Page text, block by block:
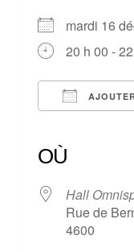
mardi 16
20 h 00 -
OÙ
Hall
Rue de
4600